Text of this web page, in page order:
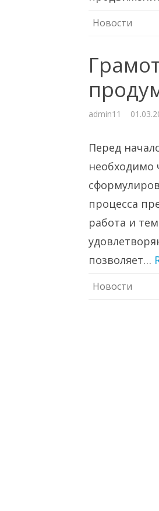
Новости
admin11
Перед
необходимо
процесса
работа и
позволяет…
Новости